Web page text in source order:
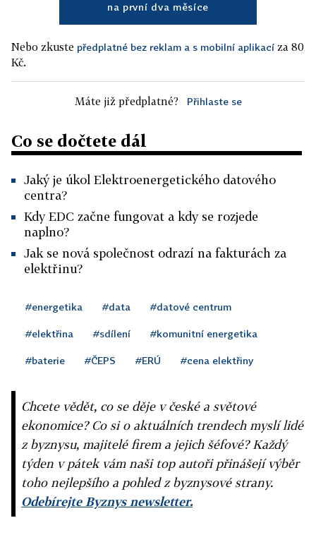
na první dva měsíce
Nebo zkuste předplatné bez reklam a s mobilní aplikací za 80
Kč.
Máte již předplatné? Přihlaste se
Co se dočtete dál
Jaký je úkol Elektroenergetického datového
centra?
Kdy EDC začne fungovat a kdy se rozjede
naplno?
Jak se nová společnost odrazí na fakturách za
elektřinu?
#energetika #data #datové centrum
#elektřina #sdílení #komunitní energetika
#baterie #ČEPS #ERÚ #cena elektřiny
Chcete vědět, co se děje v české a světové
ekonomice? Co si o aktuálních trendech myslí lidé
z byznysu, majitelé firem a jejich šéfové? Každý
týden v pátek vám naši top autoři přinášejí výběr
toho nejlepšího a pohled z byznysové strany.
Odebírejte Byznys newsletter.